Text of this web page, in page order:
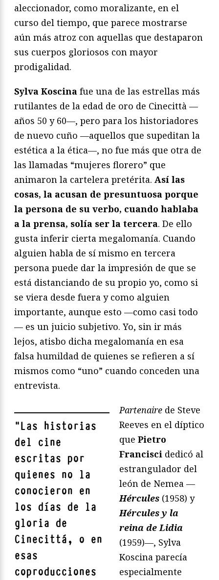
aleccionador, como moralizante, en el
curso del tiempo, que parece mostrarse
aún más atroz con aquellas que destaparon
sus cuerpos gloriosos con mayor
prodigalidad.
Sylva Koscina fue una de las estrellas más
rutilantes de la edad de oro de Cinecittà —
años 50 y 60—, pero para los historiadores
de nuevo cuño —aquellos que supeditan la
estética a la ética—, no fue más que otra de
las llamadas “mujeres florero” que
animaron la cartelera pretérita. Así las
cosas, la acusan de presuntuosa porque
la persona de su verbo, cuando hablaba
a la prensa, solía ser la tercera. De ello
gusta inferir cierta megalomanía. Cuando
alguien habla de sí mismo en tercera
persona puede dar la impresión de que se
está distanciando de su propio yo, como si
se viera desde fuera y como alguien
importante, aunque esto —como casi todo
— es un juicio subjetivo. Yo, sin ir más
lejos, atisbo dicha megalomanía en esa
falsa humildad de quienes se refieren a sí
mismos como “uno” cuando conceden una
entrevista.
"Las historias
del cine
escritas por
quienes no la
conocieron en
los días de la
gloria de
Cinecittà, o en
esas
coproducciones
Partenaire de Steve
Reeves en el díptico
que Pietro
Francisci dedicó al
estrangulador del
león de Nemea —
Hércules (1958) y
Hércules y la
reina de Lidia
(1959)—, Sylva
Koscina parecía
especialmente